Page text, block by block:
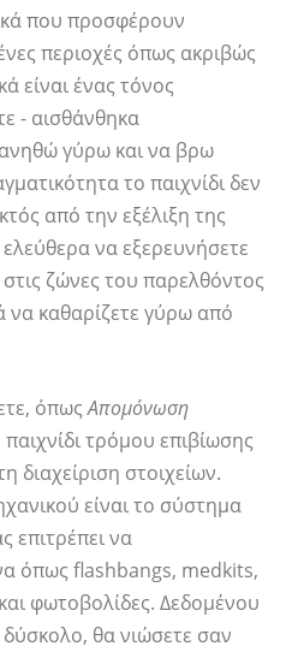
που προσφέρουν
περιοχές όπως ακριβώς
είναι ένας τόνος
- αισθάνθηκα
γύρω και να βρω
το παιχνίδι δεν
από την εξέλιξη της
να εξερευνήσετε
ζώνες του παρελθόντος
να καθαρίζετε γύρω από
όπωςΑπομόνωση
τρόμου επιβίωσης
διαχείριση στοιχείων.
είναι το σύστημα
επιτρέπει να
όπως flashbangs, medkits,
φωτοβολίδες. Δεδομένου
δύσκολο, θα νιώσετε σαν